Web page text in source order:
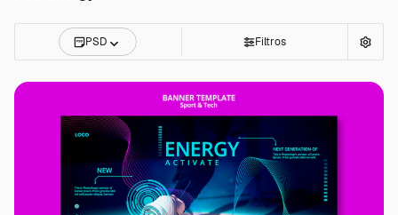
PSD Filtros